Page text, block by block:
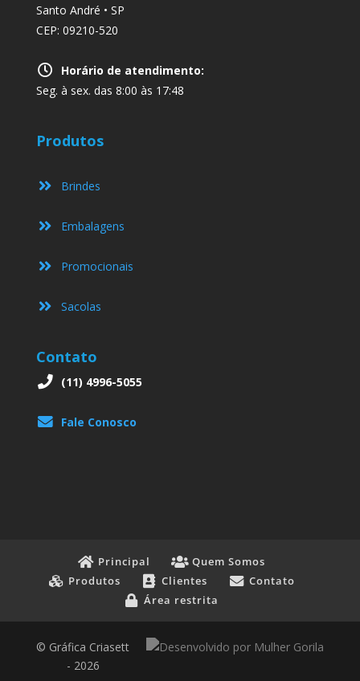
Santo André • SP
CEP: 09210-520
Horário de atendimento:
Seg. à sex. das 8:00 às 17:48
Produtos
Brindes
Embalagens
Promocionais
Sacolas
Contato
(11) 4996-5055
Fale Conosco
Principal
Quem Somos
Produtos
Clientes
Contato
Área restrita
© Gráfica Criasett
- 2026